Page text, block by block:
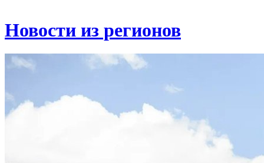
Новости из регионов